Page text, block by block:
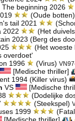
The beginning 2026
(Oude botten)
tail 2021
2022 (Het
2023 (Berg des
(Het
overdoet'
1996 (Virus)
[Medische thriller]
1994 (Killer virus)
VS [Medische
(Dodelijke
(Steekspel)
1999